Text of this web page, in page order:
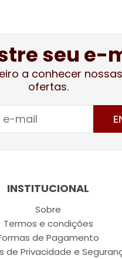
seu e-
a conhecer
ofertas.
INSTITUCIONAL
Sobre
Termos e condições
de Pagamento
de Privacidade e